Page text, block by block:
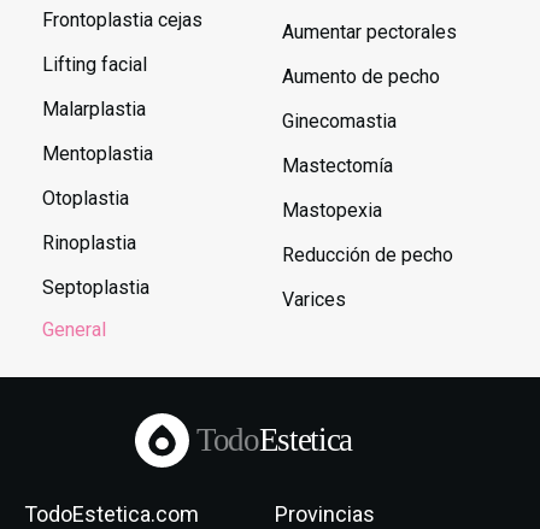
Frontoplastia cejas
Lifting facial
Malarplastia
Mentoplastia
Otoplastia
Rinoplastia
Septoplastia
General
Aumentar pectorales
Aumento de pecho
Ginecomastia
Mastectomía
Mastopexia
Reducción de pecho
Varices
TodoEstetica
TodoEstetica.com Provincias